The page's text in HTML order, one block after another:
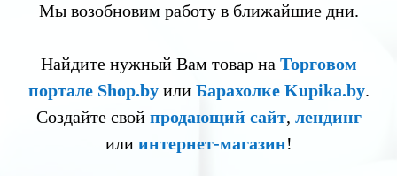
Мы возобновим работу в ближайшие дни.
Найдите нужный Вам товар на Торговом
портале Shop.byили Барахолке Kupika.by.
Создайте свой продающий сайт, лендинг
или интернет-магазин!